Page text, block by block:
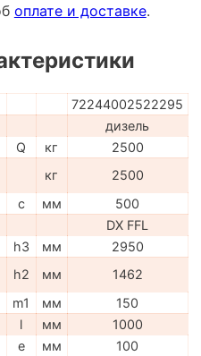
оплате и доставке.
72244002522295
дизель
Q кг
2500
кг
2500
c мм
500
DX FFL
h3 мм
2950
h2 мм
1462
m1 мм
150
l мм
1000
e мм
100